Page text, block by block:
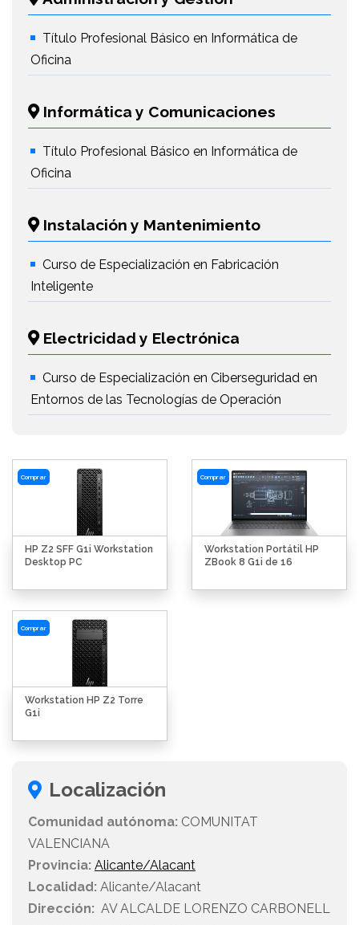
Título Profesional Básico en Informática de
Oficina
Informática y Comunicaciones
Título Profesional Básico en Informática de
Oficina
Instalación y Mantenimiento
Curso de Especialización en Fabricación
Inteligente
Electricidad y Electrónica
Curso de Especialización en Ciberseguridad en
Entornos de las Tecnologías de Operación
Comprar
HP Z2 SFF G1i Workstation
Desktop PC
Comprar
Workstation Portátil HP
ZBook 8 G1i de 16
Comprar
Workstation HP Z2 Torre
G1i
Localización
Comunidad autónoma: COMUNITAT
VALENCIANA
Provincia: Alicante/Alacant
Localidad: Alicante/Alacant
Dirección: AV ALCALDE LORENZO CARBONELL